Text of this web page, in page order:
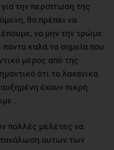
την περίπτωση της
θα πρέπει να
να μην την τρώμε
πάντα καλά τα σημεία που
μέρος από της
ότι τα λαχανικά
έχουν πικρή
.
πολλές μελέτες να
αυτών των